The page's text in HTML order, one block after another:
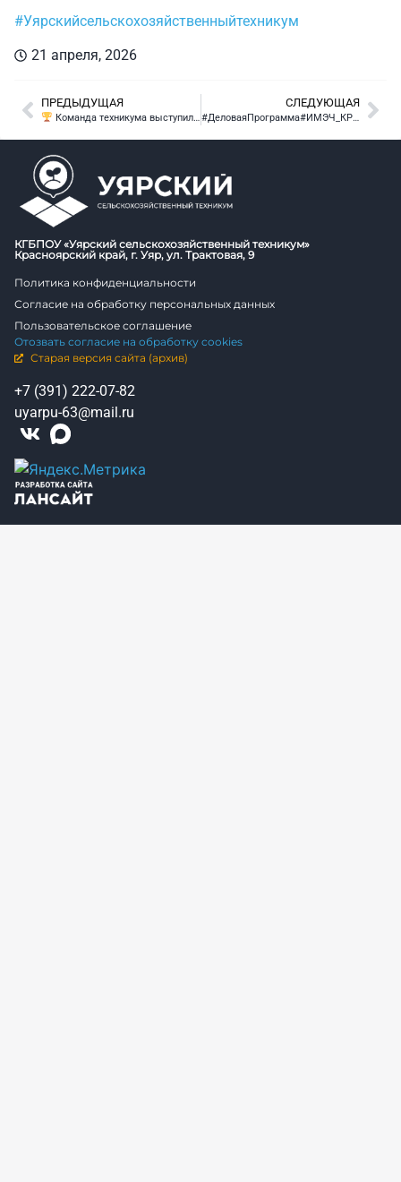
#Уярскийсельскохозяйственныйтехникум
21 апреля, 2026
ПРЕДЫДУЩАЯ
Команда техникума выступила на волейбольном фестивале
СЛЕДУЮЩАЯ
#ДеловаяПрограмма#ИМЭЧ_КРСК2026 Уважаемые коллеги, партнеры, представители образовательных учреждений и бизнеса!
КГБПОУ «Уярский сельскохозяйственный техникум»
Красноярский край, г. Уяр, ул. Трактовая, 9
Политика конфиденциальности
Согласие на обработку персональных данных
Пользовательское соглашение
Отозвать согласие на обработку cookies
Старая версия сайта (архив)
+7 (391) 222-07-82
uyarpu-63@mail.ru